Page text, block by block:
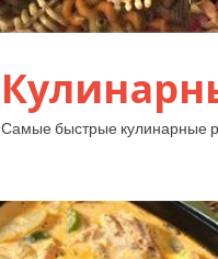
Самые быстрые кулинарные